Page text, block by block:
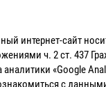
интернет-сайт
ч. 2 ст. 437
«Google
с